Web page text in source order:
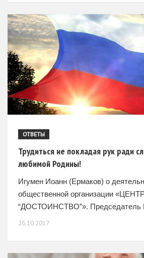
ОГУРЦЫ Мы с Хозяином (так в
ОТВЕТЫ
Трудиться не покладая рук ради
любимой Родины!
Игумен Иоанн (Ермаков) о
общественной организации
“ДОСТОИНСТВО”». Председатель
общественной организации
26.10.2017